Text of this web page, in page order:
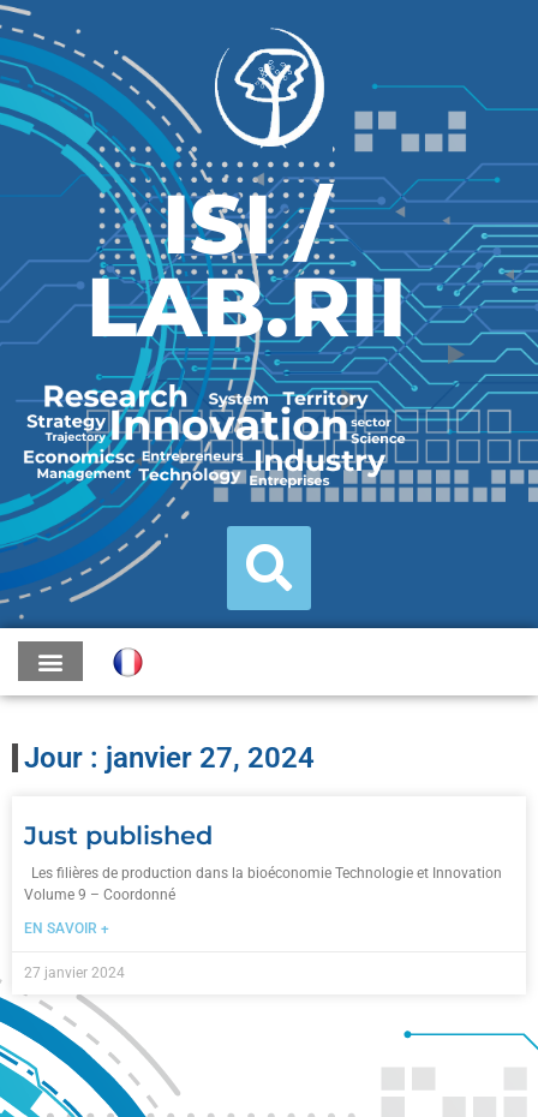
ISI /
LAB.RII
Jour : janvier 27, 2024
Just published
Les filières de production dans la bioéconomie Technologie et Innovation
Volume 9 – Coordonné
EN SAVOIR +
27 janvier 2024